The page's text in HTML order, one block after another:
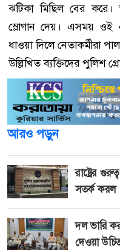
ঝটিকা মিছিল বের করে।
স্লোগান দেয়। এসময় ওই
ধাওয়া দিলে নেতাকর্মীরা
উল্লিখিত ব্যক্তিদের পুলিশ
আরও পড়ুন
রাষ্ট্রের
সতর্ক করল
দল ভারি
দেওয়া